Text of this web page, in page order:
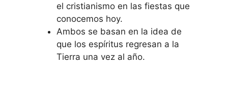
el cristianismo en las fiestas que
conocemos hoy.
Ambos se basan en la idea de
que los espíritus regresan a la
Tierra una vez al año.